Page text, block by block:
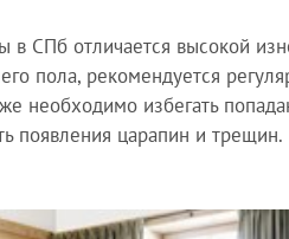
СПб отличается высокой
пола, рекомендуется
необходимо избегать
появления царапин и трещин.